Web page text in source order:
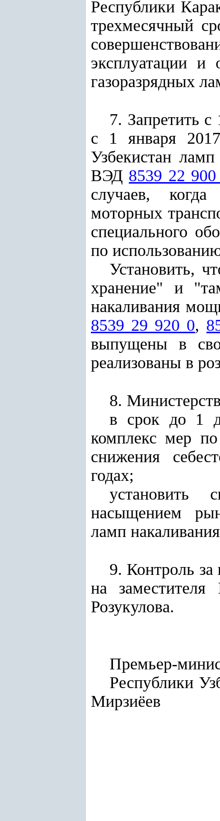
Республики
трехмесячный
эксплуатации и
газоразрядных
7. Запретить
с 1 января
Узбекистан
ВЭД 8539 22
случаев, когда
моторных
специального
по
Установить,
хранение" и
накаливания
8539 29 920 0,
выпущены в
реализованы в
8.
в срок до 1
комплекс мер по
снижения
годах;
установить
насыщением
ламп
9. Контроль за
на
Розукулова.
Премьер-
Мирзиёев